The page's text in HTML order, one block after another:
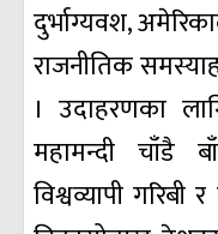
दुर्भाग्यवश,
राजनीतिक
। उदाहरणका
महामन्दी चाँडै
विश्वव्यापी गरिबी